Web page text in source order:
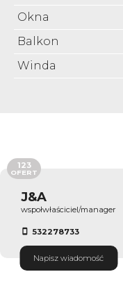
Okna
Balkon
Winda
J&A
wspołwłaściciel/manager
532278733
Napisz wiadomość
123
OFERT